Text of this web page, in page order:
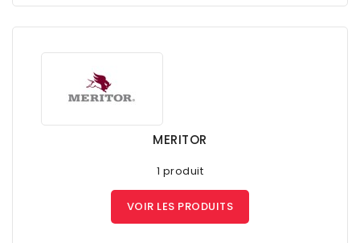
MERITOR
1 produit
VOIR LES PRODUITS